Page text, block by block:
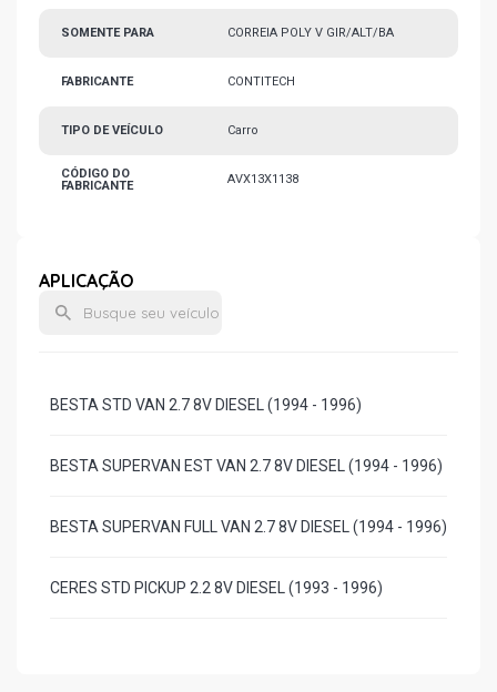
SOMENTE PARA CORREIA POLY V GIR/ALT/BA
FABRICANTE CONTITECH
TIPO DE VEÍCULO Carro
CÓDIGO DO
FABRICANTE
AVX13X1138
APLICAÇÃO
BESTA STD VAN 2.7 8V DIESEL (1994 - 1996)
BESTA SUPERVAN EST VAN 2.7 8V DIESEL (1994 - 1996)
BESTA SUPERVAN FULL VAN 2.7 8V DIESEL (1994 - 1996)
CERES STD PICKUP 2.2 8V DIESEL (1993 - 1996)